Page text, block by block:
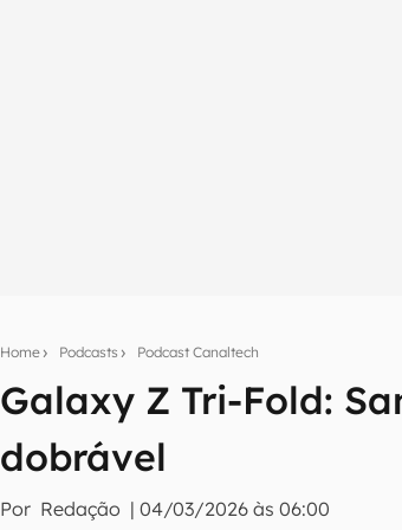
Home Podcasts Podcast Canaltech
Galaxy Z Tri-Fold:
dobrável
Por Redação |04/03/2026 às 06:00
Assine a newsletter do Canaltech e
mão.
E-mail